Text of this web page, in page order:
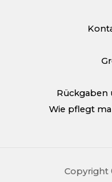
Rückgaben
Wie pflegt
Copyright